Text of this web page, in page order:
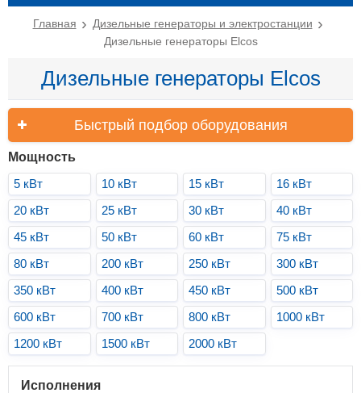
Главная
Дизельные генераторы и электростанции
Дизельные генераторы Elcos
Дизельные генераторы Elcos
Быстрый подбор оборудования
Мощность
5 кВт
10 кВт 15 кВт
16 кВт
20 кВт
25 кВт 30 кВт
40 кВт
45 кВт
50 кВт 60 кВт
75 кВт
80 кВт
200 кВт 250 кВт
300 кВт
350 кВт
400 кВт 450 кВт
500 кВт
600 кВт
700 кВт 800 кВт
1000 кВт
1200 кВт
1500 кВт 2000 кВт
Исполнения